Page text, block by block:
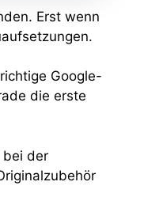
Erst wenn
Google-
die erste
bei der